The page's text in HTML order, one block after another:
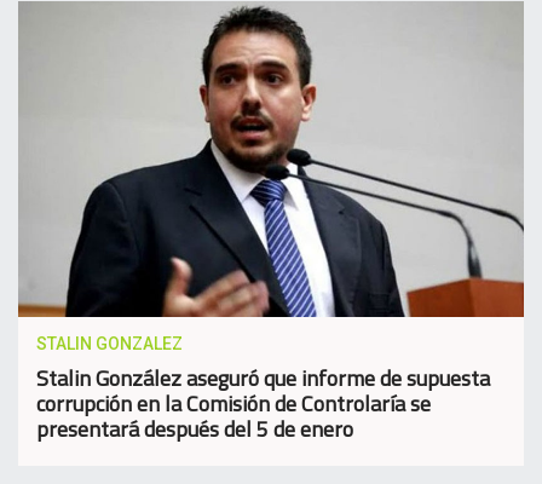
STALIN GONZALEZ
Stalin González aseguró que informe de supuesta
corrupción en la Comisión de Controlaría se
presentará después del 5 de enero